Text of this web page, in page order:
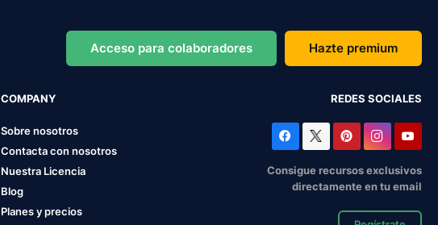
Acceso para colaboradores Hazte premium
COMPANY
Sobre nosotros
Contacta con nosotros
Nuestra Licencia
Blog
Planes y precios
REDES SOCIALES
Consigue recursos exclusivos
directamente en tu email